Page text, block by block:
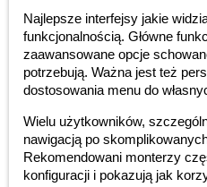
Najlepsze interfejsy jakie
funkcjonalnością. Główne
zaawansowane opcje
potrzebują. Ważna jest też
dostosowania menu do
Wielu użytkowników,
nawigacją po
Rekomendowani monterzy
konfiguracji i pokazują jak